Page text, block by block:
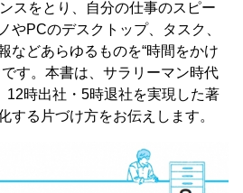
スをとり、自分の仕事のスピー
やPCのデスクトップ、タスク、
などあらゆるものを“時間をかけ
す。本書は、サラリーマン時代
12時出社・5時退社を実現した著
する片づけ方をお伝えします。